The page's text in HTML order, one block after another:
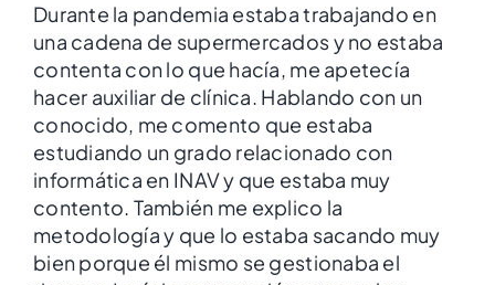
Durante la pandemia estaba trabajando en
una cadena de supermercados y no estaba
contenta con lo que hacía, me apetecía
hacer auxiliar de clínica. Hablando con un
conocido, me comento que estaba
estudiando un grado relacionado con
informática en INAV y que estaba muy
contento. También me explico la
metodología y que lo estaba sacando muy
bien porque él mismo se gestionaba el